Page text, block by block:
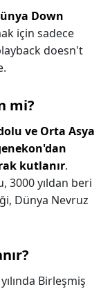
Down
için sadece
doesn't
mi?
ve Orta Asya
kutlanır.
3000 yıldan beri
Dünya Nevruz
Birleşmiş